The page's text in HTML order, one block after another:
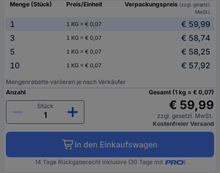
Menge (Stück)
Preis/Einheit Verpackungspreis (zzgl. gesetzl.
MwSt.)
1 1 KG = € 0,07
€ 59,99
3
1 KG = € 0,07
€ 58,74
5
1 KG = € 0,07
€ 58,25
10
1 KG = € 0,07 € 57,92
Mengenrabatte variieren je nach Verkäufer
Anzahl
Stück
Gesamt (1 kg = € 0,07)
€ 59,99
zzgl. gesetzl. MwSt.
Kostenfreier Versand
In den Einkaufswagen
14 Tage Rückgaberecht inklusive (30 Tage mit )